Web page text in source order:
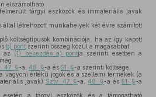
elszámolható
tárgyi eszközök és immateriális javak
létrehozott munkahelyek két évre számított
költségtípusok kombinációja, ha az így kapott
b) pont szerinti összeg közül a magasabbat.
az (1) bekezdés a) pontja szerinti esetben a
47. §-a, 48. §-a és 51. §-a szerinti költsége,
vagyoni értékű jogok és a szellemi termékek (a
javak) Sztv. 47. §-a,48. §-a és51. §-a
esetén a tárgyi eszközök és a támogatható